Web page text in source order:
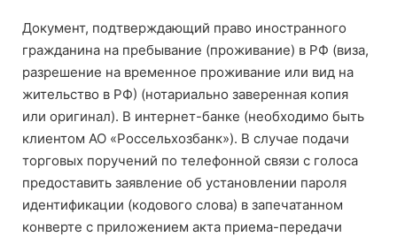
Документ, подтверждающий право иностранного
гражданина на пребывание (проживание) в РФ (виза,
разрешение на временное проживание или вид на
жительство в РФ) (нотариально заверенная копия
или оригинал). В интернет-банке (необходимо быть
клиентом АО «Россельхозбанк»). В случае подачи
торговых поручений по телефонной связи с голоса
предоставить заявление об установлении пароля
идентификации (кодового слова) в запечатанном
конверте с приложением акта приема-передачи